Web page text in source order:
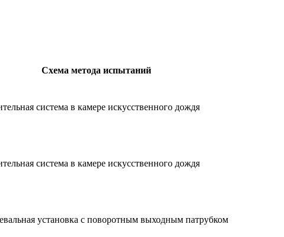
Схема метода испытаний
система в камере искусственного дождя
система в камере искусственного дождя
установка с поворотным выходным патрубком